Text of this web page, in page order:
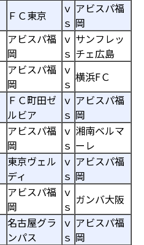
ＦＣ東京
ｖ
ｓ
アビスパ福
岡
アビスパ福
岡
ｖ
ｓ
サンフレッ
チェ広島
アビスパ福
岡
ｖ
ｓ 横浜FＣ
ＦＣ町田ゼ
ルビア
ｖ
ｓ
アビスパ福
岡
アビスパ福
岡
ｖ
ｓ
湘南ベルマ
ーレ
東京ヴェル
ディ
ｖ
ｓ
アビスパ福
岡
アビスパ福
岡
ｖ
ｓ ガンバ大阪
名古屋グラ
ンパス
ｖ
ｓ
アビスパ福
岡